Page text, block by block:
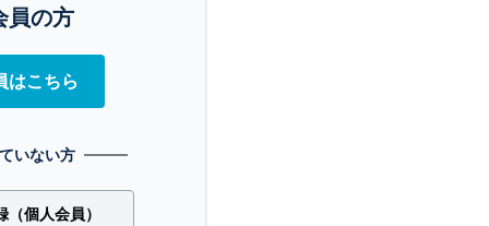
員の方
はこちら
いない方
個人会員）